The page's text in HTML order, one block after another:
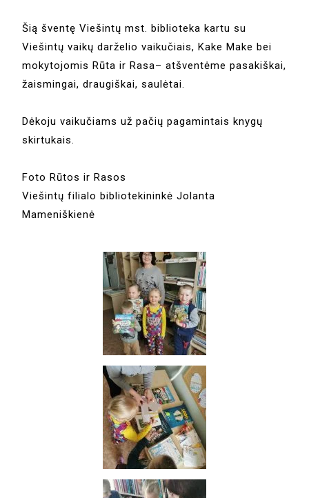
Šią šventę Viešintų mst. biblioteka kartu su
Viešintų vaikų darželio vaikučiais, Kake Make bei
mokytojomis Rūta ir Rasa– atšventėme pasakiškai,
žaismingai, draugiškai, saulėtai.
Dėkoju vaikučiams už pačių pagamintais knygų
skirtukais.
Foto Rūtos ir Rasos
Viešintų filialo bibliotekininkė Jolanta
Mameniškienė